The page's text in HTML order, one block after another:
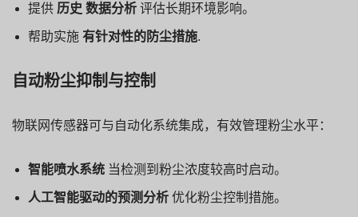
提供 历史 数据分析 评估长期环境影响。
帮助实施 有针对性的防尘措施.
自动粉尘抑制与控制
物联网传感器可与自动化系统集成，有效管理粉尘水平：
智能喷水系统 当检测到粉尘浓度较高时启动。
人工智能驱动的预测分析 优化粉尘控制措施。